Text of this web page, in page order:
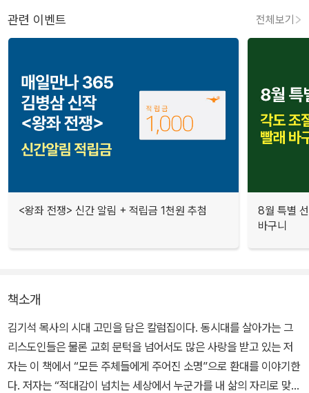
관련 이벤트 전체보기
<왕좌 전쟁> 신간 알림 + 적립금 1천원 추첨
8월 특별
바구니
책소개
김기석 목사의 시대 고민을 담은 칼럼집이다. 동시대를 살아가는 그
리스도인들은 물론 교회 문턱을 넘어서도 많은 사랑을 받고 있는 저
자는 이 책에서 “모든 주체들에게 주어진 소명”으로 환대를 이야기한
다. 저자는 “적대감이 넘치는 세상에서 누군가를 내 삶의 자리로 맞아